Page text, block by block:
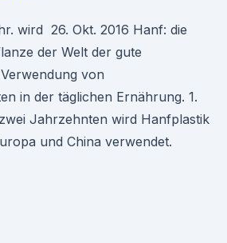
wird 26. Okt. 2016 Hanf: die
der Welt der gute
von
in der täglichen Ernährung. 1.
Jahrzehnten wird Hanfplastik
und China verwendet.